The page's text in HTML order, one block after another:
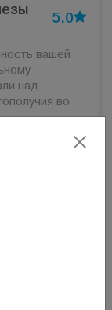
5.0
вашей
над
во